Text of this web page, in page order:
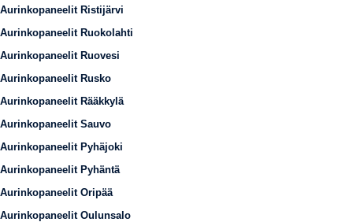
Aurinkopaneelit Ristijärvi
Aurinkopaneelit Ruokolahti
Aurinkopaneelit Ruovesi
Aurinkopaneelit Rusko
Aurinkopaneelit Rääkkylä
Aurinkopaneelit Sauvo
Aurinkopaneelit Pyhäjoki
Aurinkopaneelit Pyhäntä
Aurinkopaneelit Oripää
Aurinkopaneelit Oulunsalo